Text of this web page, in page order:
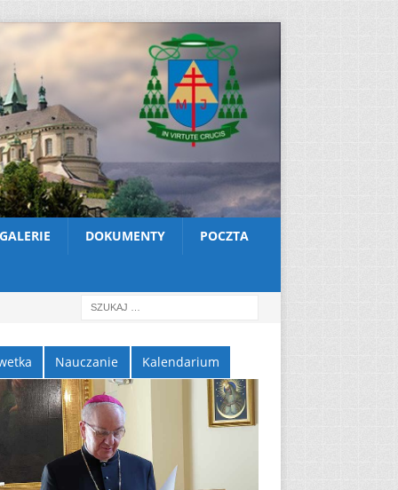
GALERIE DOKUMENTY POCZTA
Nauczanie Kalendarium